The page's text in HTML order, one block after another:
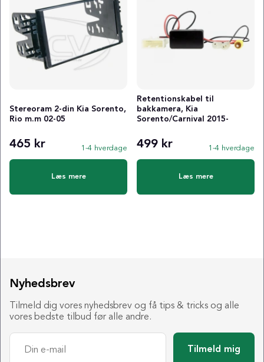
Stereoram 2-din Kia Sorento,
Rio m.m 02-05
465 kr 1-4 hverdage
Læs mere
Retentionskabel til
bakkamera, Kia
Sorento/Carnival 2015-
499 kr 1-4 hverdage
Læs mere
Nyhedsbrev
Tilmeld dig vores nyhedsbrev og få tips & tricks og alle
vores bedste tilbud før alle andre.
Tilmeld mig